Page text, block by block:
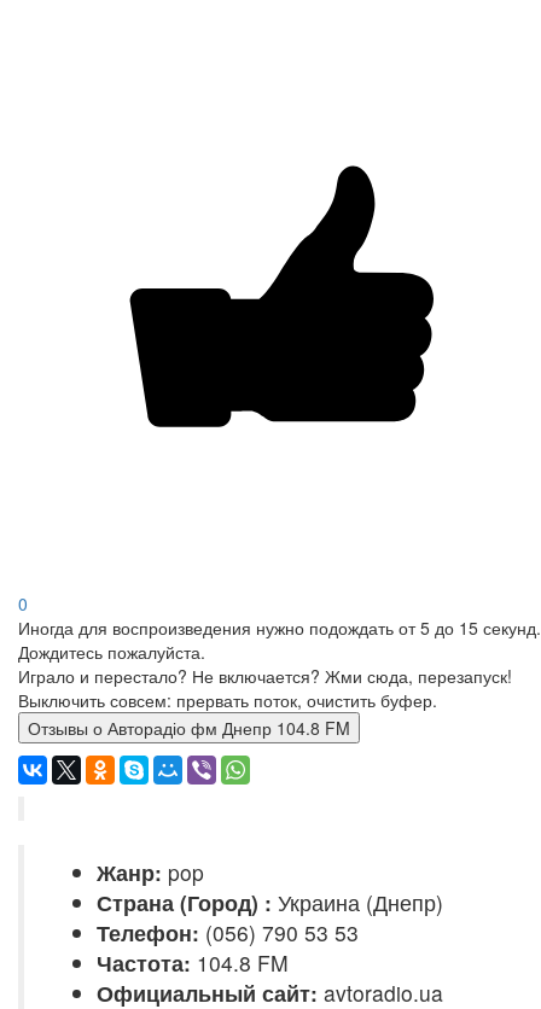
0
Иногда для воспроизведения нужно подождать от 5 до 15 секунд.
Дождитесь пожалуйста.
Играло и перестало? Не включается? Жми сюда, перезапуск!
Выключить совсем: прервать поток, очистить буфер.
Отзывы о Авторадіо фм Днепр 104.8 FM
Жанр: pop
Страна (Город) : Украина (Днепр)
Телефон: (056) 790 53 53
Частота: 104.8 FM
Официальный сайт: avtoradio.ua